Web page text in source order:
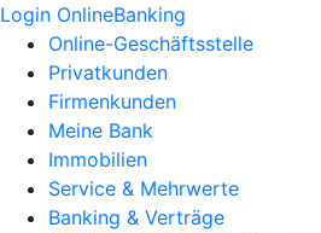
Login OnlineBanking
Online-Geschäftsstelle
Privatkunden
Firmenkunden
Meine Bank
Immobilien
Service & Mehrwerte
Banking & Verträge